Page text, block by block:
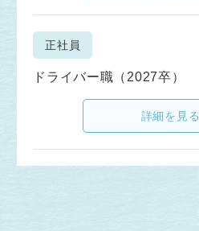
正社員
ドライバー職（2027卒）
詳細を見る